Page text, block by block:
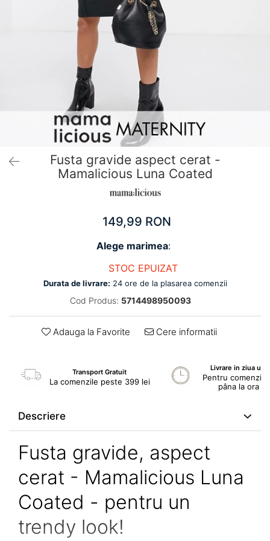
Pantaloni scurți pentru gravide
Sutiene / Bustiere / Maiouri Gravide
Geci și Paltoane
Fusta gravide aspect cerat -
Mamalicious Luna Coated
149,99 RON
Alege marimea:
STOC EPUIZAT
Durata de livrare: 24 ore de la plasarea comenzii
Cod Produs: 5714498950093
Adauga la Favorite Cere informatii
Transport Gratuit
La comenzile peste 399 lei
Livrare in ziua
Pentru
pâna la ora
Descriere
Fusta gravide, aspect
cerat - Mamalicious Luna
Coated - pentru un
trendy look!